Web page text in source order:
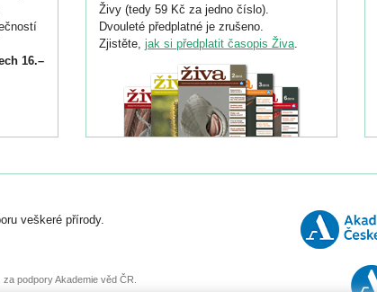
16.–
Živy (tedy 59 Kč za jedno číslo).
Dvouleté předplatné je zrušeno.
Zjistěte, jak si předplatit časopis Živa.
veškeré přírody.
podpory Akademie věd ČR.